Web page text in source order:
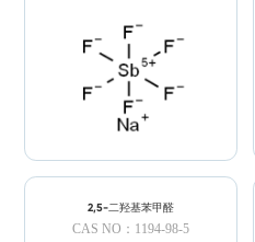
2,5-二羟基苯甲醛
CAS NO：1194-98-5